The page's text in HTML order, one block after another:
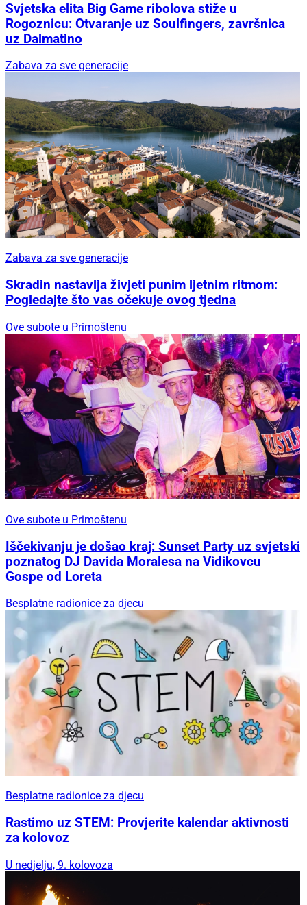
Svjetska elita Big Game ribolova stiže u
Rogoznicu: Otvaranje uz Soulfingers, završnica
uz Dalmatino
Zabava za sve generacije
Zabava za sve generacije
Skradin nastavlja živjeti punim ljetnim ritmom:
Pogledajte što vas očekuje ovog tjedna
Ove subote u Primoštenu
Ove subote u Primoštenu
Iščekivanju je došao kraj: Sunset Party uz svjetski
poznatog DJ Davida Moralesa na Vidikovcu
Gospe od Loreta
Besplatne radionice za djecu
Besplatne radionice za djecu
Rastimo uz STEM: Provjerite kalendar aktivnosti
za kolovoz
U nedjelju, 9. kolovoza